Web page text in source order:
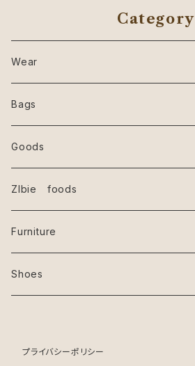
Category
Wear
SHIRT
Bags
Goods
ZIbie foods
Furniture
Shoes
プライバシーポリシー